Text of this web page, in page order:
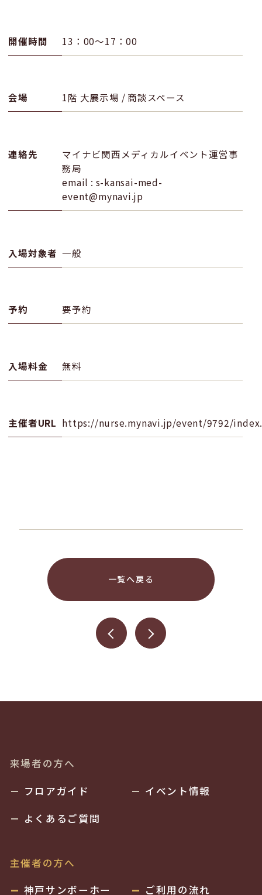
開催時間 13：00〜17：00
会場 1階 大展示場 / 商談スペース
連絡先
マイナビ関西メディカルイベント運営事
務局
email : s-kansai-med-
event@mynavi.jp
入場対象者 一般
予約 要予約
入場料金 無料
主催者URL https://nurse.mynavi.jp/event/9792/
一覧へ戻る
来場者の方へ
フロアガイド
イベント情報
よくあるご質問
主催者の方へ
神戸サンボーホー
ご利用の流れ